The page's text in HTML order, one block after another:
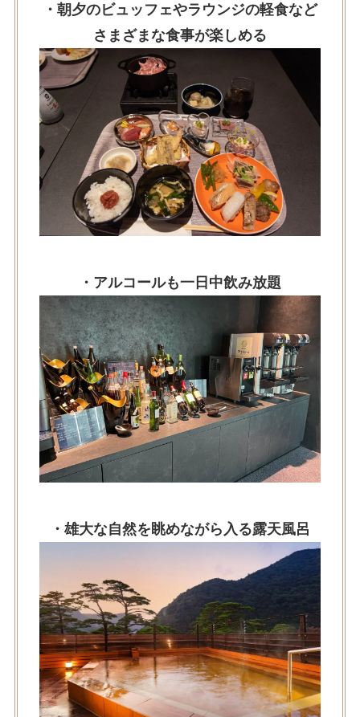
・朝夕のビュッフェやラウンジの軽食など
さまざまな食事が楽しめる
・アルコールも一日中飲み放題
・雄大な自然を眺めながら入る露天風呂